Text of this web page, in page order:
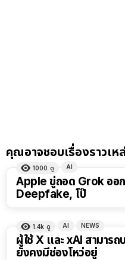
คุณอาจชอบเรื่องราวเห
1000 ดู AI
Apple ขู่ถอด Grok ออ
Deepfake, โป๊
1.4k ดู AI NEWS
ผู้ใช้ X และ xAI สามาร
ยังคงมีช่องโหว่อยู่